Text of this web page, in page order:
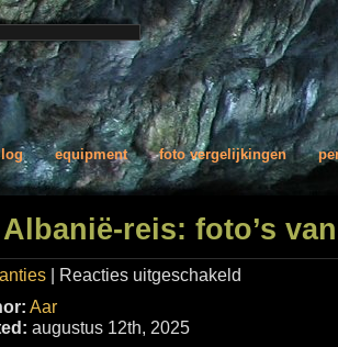
log equipment foto vergelijkingen
Albanië-reis: foto’s
| Reacties uitgeschakeld
Aar
augustus 12th, 2025